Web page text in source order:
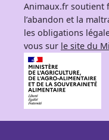
Animaux.fr soutient
l’abandon et la
les obligations
vous sur le site du